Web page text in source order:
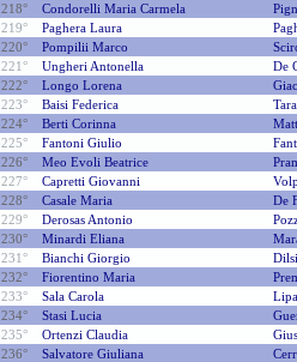
218°
Condorelli Maria Carmela
219°
Paghera Laura
220°
Pompilii Marco
221°
Ungheri Antonella
De
222°
Longo Lorena
223°
Baisi Federica
224°
Berti Corinna
225°
Fantoni Giulio
226°
Meo Evoli Beatrice
227°
Capretti Giovanni
228°
Casale Maria
De
229°
Derosas Antonio
230°
Minardi Eliana
231°
Bianchi Giorgio
232°
Fiorentino Maria
233°
Sala Carola
234°
Stasi Lucia
235°
Ortenzi Claudia
236°
Salvatore Giuliana